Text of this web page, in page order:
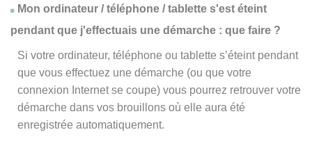
Mon ordinateur / téléphone / tablette s'est éteint
pendant que j'effectuais une démarche : que faire ?
Si votre ordinateur, téléphone ou tablette s’éteint pendant
que vous effectuez une démarche (ou que votre
connexion Internet se coupe) vous pourrez retrouver votre
démarche dans vos brouillons où elle aura été
enregistrée automatiquement.